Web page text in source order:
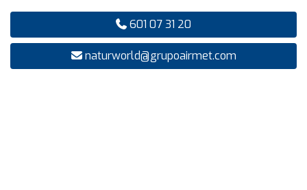
601 07 31 20
naturworld@grupoairmet.com